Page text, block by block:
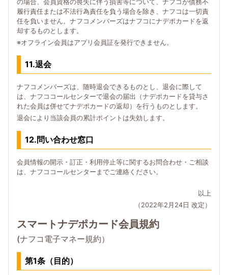
の場合、会員資格の喪失に伴う損害等について、ナフコが債務不
履行責任または不法行為責任を負う場合を除き、ナフコは一切責
任を負いません。ナフコメンバーズはナフコにナデポカードを返
却するものとします。
※オフライン会員はアプリ会員証を発行できません。
11.退会
ナフコメンバーズは、随時退会できるものとし、退会に際して
は、ナフココールセンターで退会の届出（ナデポカードを貸与さ
れた会員は併せてナデポカードの返却）を行うものとします。
退会により当該会員の累計ポイントは失効します。
12.問い合わせ窓口
会員情報の開示・訂正・利用停止等に関するお問合わせ・ご相談
は、ナフココールセンターまでご連絡ください。
以上
（2022年2月24日 改定）
スマートナデポカード会員規約
(ナフコ電子マネー規約）
第1条（目的）